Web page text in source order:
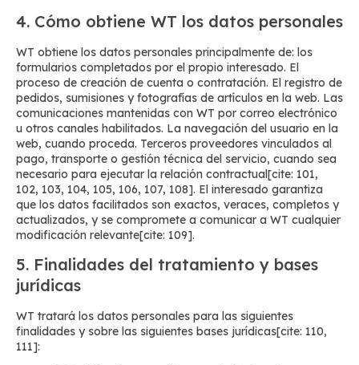
4. Cómo obtiene WT los datos personales
WT obtiene los datos personales principalmente de: los
formularios completados por el propio interesado. El
proceso de creación de cuenta o contratación. El registro de
pedidos, sumisiones y fotografías de artículos en la web. Las
comunicaciones mantenidas con WT por correo electrónico
u otros canales habilitados. La navegación del usuario en la
web, cuando proceda. Terceros proveedores vinculados al
pago, transporte o gestión técnica del servicio, cuando sea
necesario para ejecutar la relación contractual[cite: 101,
102, 103, 104, 105, 106, 107, 108]. El interesado garantiza
que los datos facilitados son exactos, veraces, completos y
actualizados, y se compromete a comunicar a WT cualquier
modificación relevante[cite: 109].
5. Finalidades del tratamiento y bases
jurídicas
WT tratará los datos personales para las siguientes
finalidades y sobre las siguientes bases jurídicas[cite: 110,
111]: